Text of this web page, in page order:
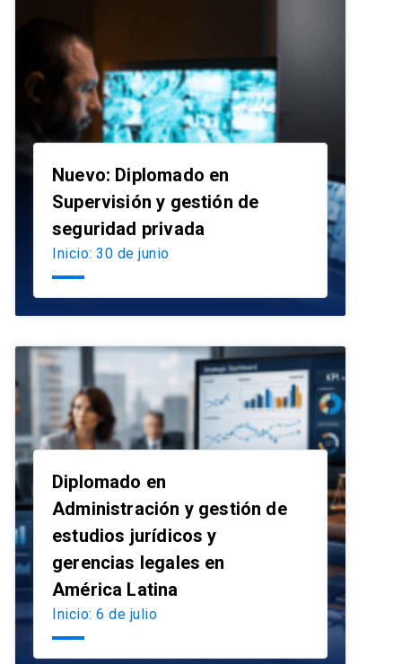
Nuevo: Diplomado en
Supervisión y gestión de
seguridad privada
Inicio: 30 de junio
Diplomado en
Administración y gestión de
estudios jurídicos y
gerencias legales en
América Latina
Inicio: 6 de julio